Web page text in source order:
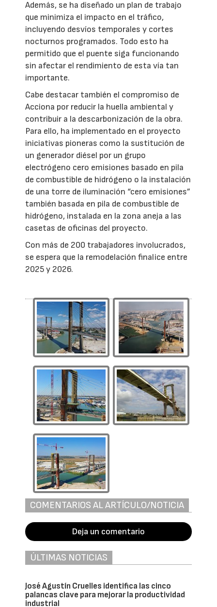
Además, se ha diseñado un plan de trabajo
que minimiza el impacto en el tráfico,
incluyendo desvíos temporales y cortes
nocturnos programados. Todo esto ha
permitido que el puente siga funcionando
sin afectar el rendimiento de esta vía tan
importante.
Cabe destacar también el compromiso de
Acciona por reducir la huella ambiental y
contribuir a la descarbonización de la obra.
Para ello, ha implementado en el proyecto
iniciativas pioneras como la sustitución de
un generador diésel por un grupo
electrógeno cero emisiones basado en pila
de combustible de hidrógeno o la instalación
de una torre de iluminación “cero emisiones”
también basada en pila de combustible de
hidrógeno, instalada en la zona aneja a las
casetas de oficinas del proyecto.
Con más de 200 trabajadores involucrados,
se espera que la remodelación finalice entre
2025 y 2026.
COMENTARIOS AL ARTÍCULO/NOTICIA
Deja un comentario
ÚLTIMAS NOTICIAS
José Agustín Cruelles identifica las cinco
palancas clave para mejorar la productividad
industrial